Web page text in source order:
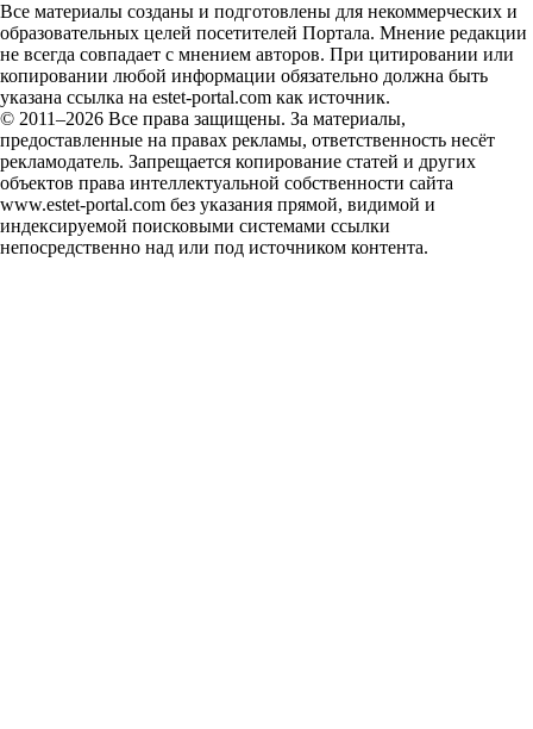
Все материалы созданы и подготовлены для некоммерческих и
образовательных целей посетителей Портала. Мнение редакции
не всегда совпадает с мнением авторов. При цитировании или
копировании любой информации обязательно должна быть
указана ссылка на estet-portal.com как источник.
© 2011–2026 Все права защищены. За материалы,
предоставленные на правах рекламы, ответственность несёт
рекламодатель. Запрещается копирование статей и других
объектов права интеллектуальной собственности сайта
www.estet-portal.com без указания прямой, видимой и
индексируемой поисковыми системами ссылки
непосредственно над или под источником контента.